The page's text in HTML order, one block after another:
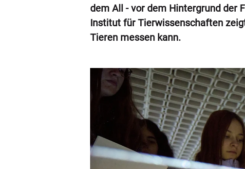
dem All - vor dem Hintergrund der
Institut für Tierwissenschaften
Tieren messen kann.